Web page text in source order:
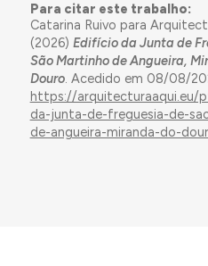
Para citar este trabalho:
Catarina Ruivo para
(2026) Edifício da Junta de
São Martinho de Angueira,
Douro. Acedido em 08/08/
https://arquitecturaaqui.eu/
da-junta-de-freguesia-de-
de-angueira-miranda-do-